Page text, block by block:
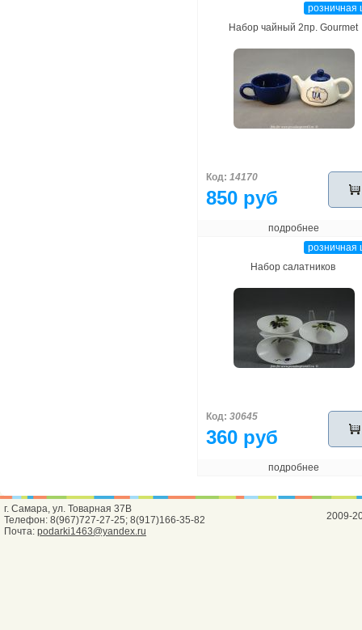
розничная
Набор чайный 2пр. Gourmet
Код: 14170
850 руб
подробнее
розничная
Набор салатников
Код: 30645
360 руб
подробнее
г. Самара, ул. Товарная 37В
Телефон: 8(967)727-27-25; 8(917)166-35-82
Почта: podarki1463@yandex.ru
2009-